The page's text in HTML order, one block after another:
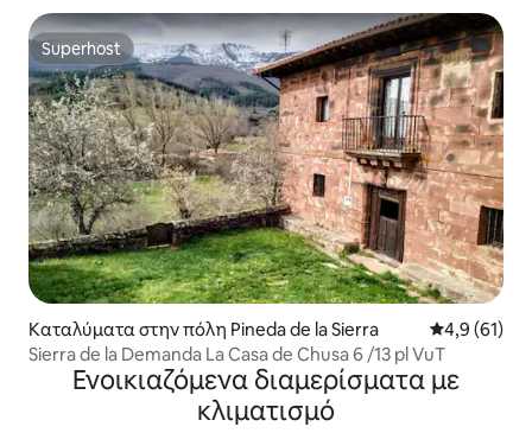
Superhost
Superhost
Καταλύματα στην πόλη Pineda de la Sierra Μέση
4,9 (61)
Sierra de la Demanda La Casa de Chusa 6 /13 pl VuT
Ενοικιαζόμενα διαμερίσματα με
κλιματισμό